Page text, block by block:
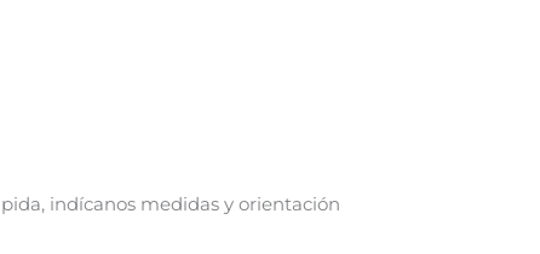
indícanos medidas y orientación